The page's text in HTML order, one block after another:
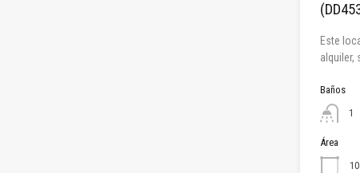
Este
alquiler,
Baños
1
Área